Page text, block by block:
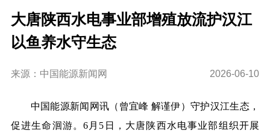
大唐陕西水电事业部增殖放流护汉江
以鱼养水守生态
来源：中国能源新闻网 2026-06-10
中国能源新闻网讯 （曾宜峰 解谨伊）守护汉江生态，
促进生命洄游。6月5日，大唐陕西水电事业部组织开展